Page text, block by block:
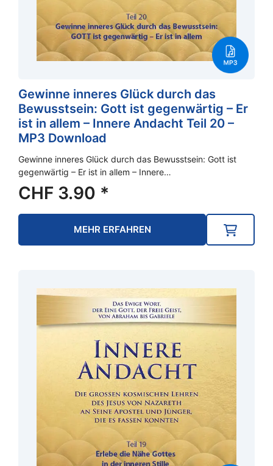
Gewinne inneres Glück durch das
Bewusstsein: Gott ist gegenwärtig – Er
ist in allem – Innere Andacht Teil 20 –
MP3 Download
Gewinne inneres Glück durch das Bewusstsein: Gott ist
gegenwärtig – Er ist in allem – Innere…
CHF 3.90 *
MEHR ERFAHREN